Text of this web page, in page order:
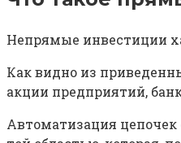
Непрямые инвестиции
Как видно из
акции предприятий,
Автоматизация